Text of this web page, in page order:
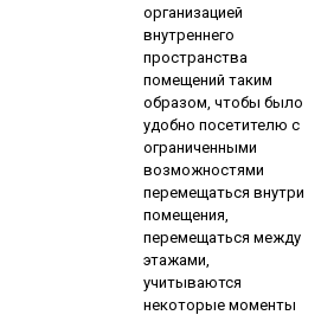
организацией
внутреннего
пространства
помещений таким
образом, чтобы было
удобно посетителю с
ограниченными
возможностями
перемещаться внутри
помещения,
перемещаться между
этажами,
учитываются
некоторые моменты